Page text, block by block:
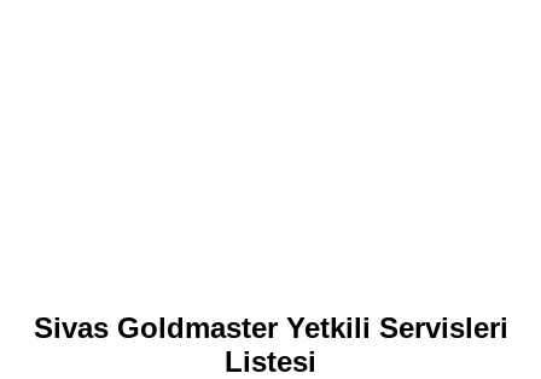
Sivas Goldmaster Yetkili Servisleri
Listesi